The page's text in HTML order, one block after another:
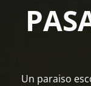
Un paraiso